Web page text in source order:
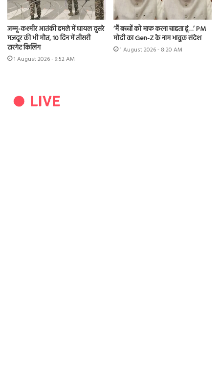
जम्मू-कश्मीर आतंकी हमले में घायल दूसरे
मजदूर की भी मौत, 10 दिन में तीसरी
टारगेट किलिंग
1 August 2026 - 9:52 AM
‘मैं बच्चों को माफ करना चाहता हूं…’ PM
मोदी का Gen-Z के नाम भावुक संदेश
1 August 2026 - 8:20 AM